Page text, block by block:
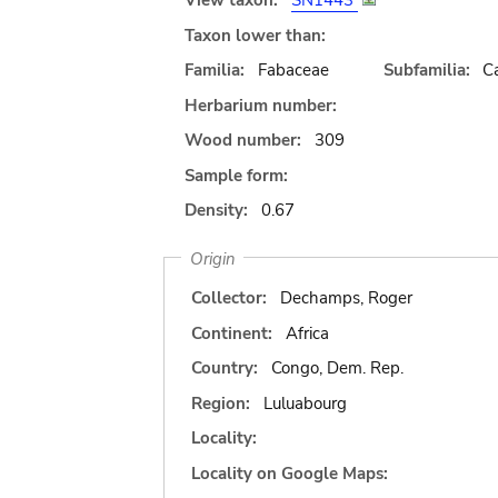
Taxon lower than:
Familia:
Fabaceae Subfamilia:
Herbarium number:
Wood number:
309
Sample form:
Density:
0.67
Origin
Collector:
Dechamps, Roger
Continent:
Africa
Country:
Congo, Dem. Rep.
Region:
Luluabourg
Locality:
Locality on Google Maps: